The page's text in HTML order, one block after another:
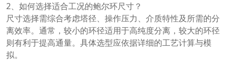
2、如何选择适合工况的鲍尔环尺寸？
尺寸选择需综合考虑塔径、操作压力、介质特性及所需的分
离效率。通常，较小的环径适用于高纯度分离，较大的环径
则有利于提高通量。具体选型应依据详细的工艺计算与模
拟。